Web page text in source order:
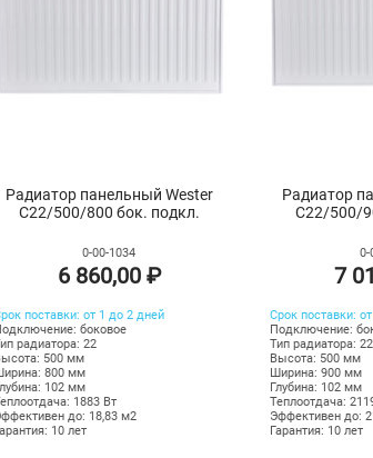
Радиатор панельный Wester
C22/500/800 бок. подкл.
0-00-1034
6 860,00 ₽
поставки: от 1 до 2 дней
боковое
радиатора: 22
500 мм
800 мм
102 мм
1883 Вт
до: 18,83 м2
10 лет
Радиатор
C22/500/
0-
7
Срок поставки:
Подключение:
Тип радиатора: 22
Высота: 500 мм
Ширина: 900 мм
Глубина: 102 мм
Теплоотдача:
Эффективен до:
Гарантия: 10 лет